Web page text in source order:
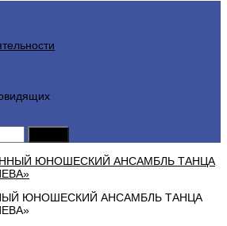
ЮНОШЕСКИЙ АНСАМБЛЬ ТАНЦА